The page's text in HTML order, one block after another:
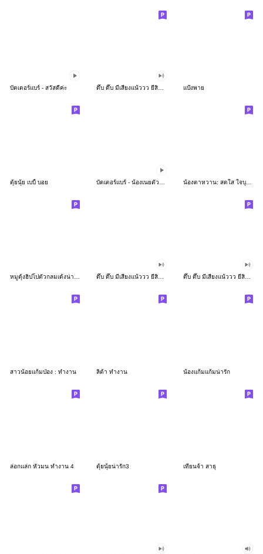
บัตเตอร์แบร์ - สวัสดีค่ะ แป้งพาย
ตุ้ยนุ้ย เบบี้ บอย น้องตาหวาน: สดใส ใจบุญ (สีพาสเทล)
หมูดุ้งฮิปโปตัวกลมเด้งน่ารัก ดึ๊บ ดึ๊บ มีเสียงแน้ววว ยี่สิบเจ็ด ดึ๊บ ดึ๊บ มีเสียงแน้ววว ยี่สิบหก
สาวน้อยแก้มป่อง : ทำงาน ลิต้า ทำงาน น้องแก้มแก้มน่ารัก
ล่อกแล่ก หัวมน ทำงาน 4 ตุ้ยนุ้ยน่ารัก3 เทียนจ้า สาธุ